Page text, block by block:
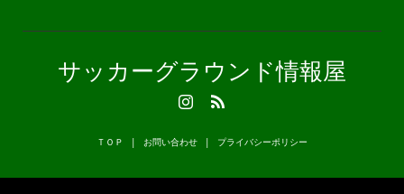
サッカーグラウンド情報屋
ＴＯＰ お問い合わせ プライバシーポリシー